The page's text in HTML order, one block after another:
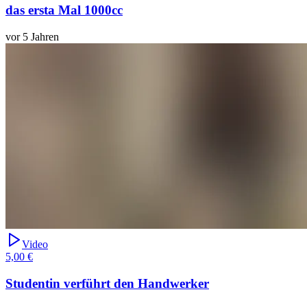
das ersta Mal 1000cc
vor 5 Jahren
Video
5,00 €
Studentin verführt den Handwerker